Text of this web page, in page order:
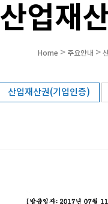
산업재
Home > 주요안내 >
산업재산권(기업인증)